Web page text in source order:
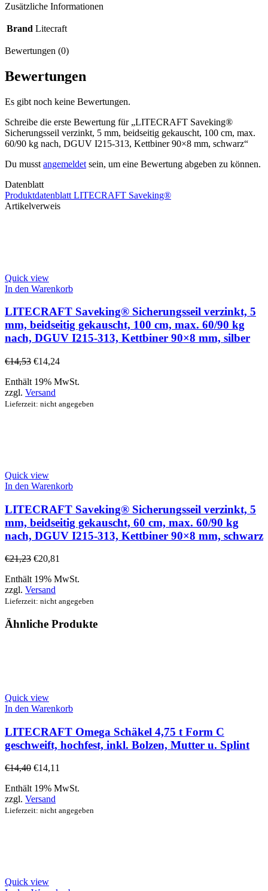
Zusätzliche Informationen
Brand Litecraft
Bewertungen (0)
Bewertungen
Es gibt noch keine Bewertungen.
Schreibe die erste Bewertung für „LITECRAFT Saveking®
Sicherungsseil verzinkt, 5 mm, beidseitig gekauscht, 100 cm, max.
60/90 kg nach, DGUV I215-313, Kettbiner 90×8 mm, schwarz“
Du musst angemeldet sein, um eine Bewertung abgeben zu können.
Datenblatt
Produktdatenblatt LITECRAFT Saveking®
Artikelverweis
Quick view
In den Warenkorb
LITECRAFT Saveking® Sicherungsseil verzinkt, 5
mm, beidseitig gekauscht, 100 cm, max. 60/90 kg
nach, DGUV I215-313, Kettbiner 90×8 mm, silber
€14,53 €14,24
Enthält 19% MwSt.
zzgl. Versand
Lieferzeit: nicht angegeben
Quick view
In den Warenkorb
LITECRAFT Saveking® Sicherungsseil verzinkt, 5
mm, beidseitig gekauscht, 60 cm, max. 60/90 kg
nach, DGUV I215-313, Kettbiner 90×8 mm, schwarz
€21,23 €20,81
Enthält 19% MwSt.
zzgl. Versand
Lieferzeit: nicht angegeben
Ähnliche Produkte
Quick view
In den Warenkorb
LITECRAFT Omega Schäkel 4,75 t Form C
geschweift, hochfest, inkl. Bolzen, Mutter u. Splint
€14,40 €14,11
Enthält 19% MwSt.
zzgl. Versand
Lieferzeit: nicht angegeben
Quick view